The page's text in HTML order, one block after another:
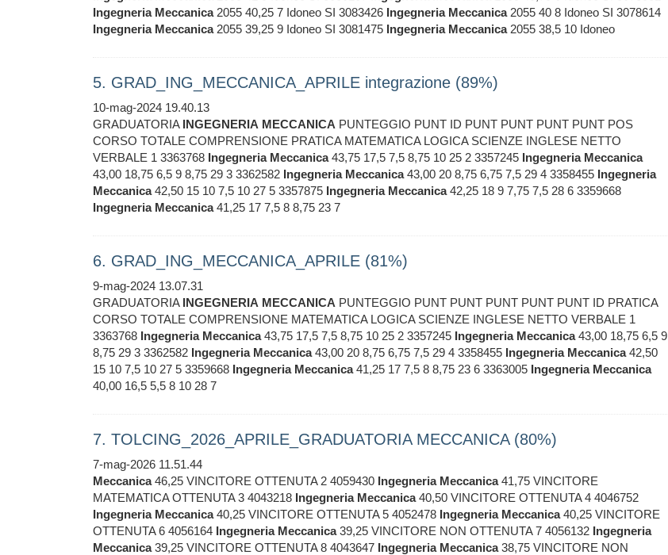
Ingegneria Meccanica2055 40,25 7 Idoneo SI 3083426 Ingegneria Meccanica2055 40 8 Idoneo SI 3078614
Ingegneria Meccanica2055 39,25 9 Idoneo SI 3081475 Ingegneria Meccanica2055 38,5 10 Idoneo
5. GRAD_ING_MECCANICA_APRILE integrazione (89%)
10-mag-2024 19.40.13
GRADUATORIA INGEGNERIA MECCANICA PUNTEGGIO PUNT ID PUNT PUNT PUNT PUNT POS
CORSO TOTALE COMPRENSIONE PRATICA MATEMATICA LOGICA SCIENZE INGLESE NETTO
VERBALE 1 3363768 Ingegneria Meccanica43,75 17,5 7,5 8,75 10 25 2 3357245 Ingegneria Meccanica
43,00 18,75 6,5 9 8,75 29 3 3362582 Ingegneria Meccanica43,00 20 8,75 6,75 7,5 29 4 3358455 Ingegneria
Meccanica42,50 15 10 7,5 10 27 5 3357875 Ingegneria Meccanica42,25 18 9 7,75 7,5 28 6 3359668
Ingegneria Meccanica41,25 17 7,5 8 8,75 23 7
6. GRAD_ING_MECCANICA_APRILE (81%)
9-mag-2024 13.07.31
GRADUATORIA INGEGNERIA MECCANICA PUNTEGGIO PUNT PUNT PUNT PUNT PUNT ID PRATICA
CORSO TOTALE COMPRENSIONE MATEMATICA LOGICA SCIENZE INGLESE NETTO VERBALE 1
3363768 Ingegneria Meccanica43,75 17,5 7,5 8,75 10 25 2 3357245 Ingegneria Meccanica43,00 18,75 6,5 9
8,75 29 3 3362582 Ingegneria Meccanica43,00 20 8,75 6,75 7,5 29 4 3358455 Ingegneria Meccanica42,50
15 10 7,5 10 27 5 3359668 Ingegneria Meccanica41,25 17 7,5 8 8,75 23 6 3363005 Ingegneria Meccanica
40,00 16,5 5,5 8 10 28 7
7. TOLCING_2026_APRILE_GRADUATORIA MECCANICA (80%)
7-mag-2026 11.51.44
Meccanica46,25 VINCITORE OTTENUTA 2 4059430 Ingegneria Meccanica41,75 VINCITORE
MATEMATICA OTTENUTA 3 4043218 Ingegneria Meccanica40,50 VINCITORE OTTENUTA 4 4046752
Ingegneria Meccanica40,25 VINCITORE OTTENUTA 5 4052478 Ingegneria Meccanica40,25 VINCITORE
OTTENUTA 6 4056164 Ingegneria Meccanica39,25 VINCITORE NON OTTENUTA 7 4056132 Ingegneria
Meccanica39,25 VINCITORE OTTENUTA 8 4043647 Ingegneria Meccanica38,75 VINCITORE NON